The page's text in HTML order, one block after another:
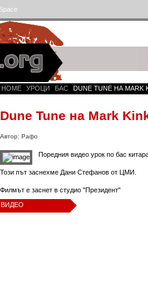
HOME УРОЦИ БАС DUNE TUNE НА
Dune Tune на Mark
Автор: Рафо
ВИДЕО
Поредния видео урок по бас
Този път заснехме Дани Стефанов от ЦМИ.
Филмът е заснет в студио "Президент"